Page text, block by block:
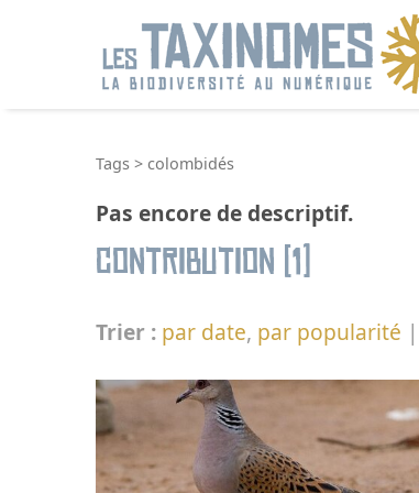
Tags > colombidés
Pas encore de descriptif.
Contribution (1)
Trier : par date, par popularité |